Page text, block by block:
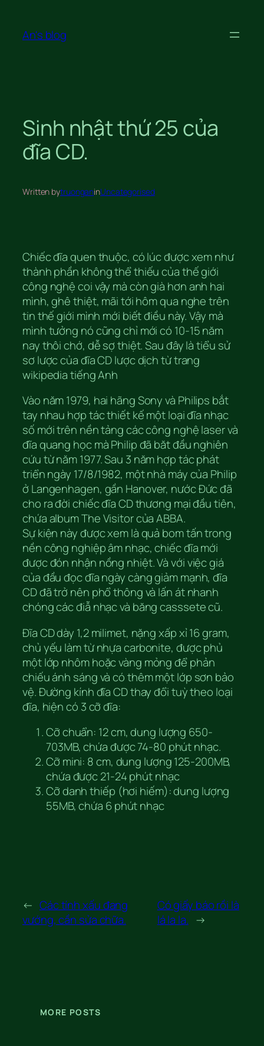
content
An's blog
Sinh nhật thứ 25 của
đĩa CD.
Written bytruonganinUncategorised
Chiếc đĩa quen thuộc, có lúc được xem như
thành phần không thể thiếu của thế giới
công nghệ coi vậy mà còn già hơn anh hai
mình, ghê thiệt, mãi tới hôm qua nghe trên
tin thế giới mình mới biết điều này. Vậy mà
mình tưởng nó cũng chỉ mới có 10-15 năm
nay thôi chớ, dễ sợ thiệt. Sau đây là tiểu sử
sơ lược của đĩa CD lược dịch từ trang
wikipedia tiếng Anh
Vào năm 1979, hai hãng Sony và Philips bắt
tay nhau hợp tác thiết kế một loại đĩa nhạc
số mới trên nền tảng các công nghệ laser và
đĩa quang học mà Philip đã băt đầu nghiên
cứu từ năm 1977. Sau 3 năm hợp tác phát
triển ngày 17/8/1982, một nhà máy của Philip
ở Langenhagen, gần Hanover, nước Đức đã
cho ra đời chiếc đĩa CD thương mại đầu tiên,
chứa album The Visitor của ABBA.
Sự kiện này được xem là quả bom tấn trong
nền công nghiệp âm nhạc, chiếc đĩa mới
được đón nhận nồng nhiệt. Và với việc giá
của đầu đọc đĩa ngày càng giảm mạnh, đĩa
CD đã trở nên phổ thông và lấn át nhanh
chóng các điẫ nhạc và băng casssete cũ.
Đĩa CD dày 1,2 milimet, nặng xấp xỉ 16 gram,
chủ yếu làm từ nhựa carbonite, được phủ
một lớp nhôm hoặc vàng mỏng để phản
chiếu ánh sáng và có thêm một lớp sơn bảo
vệ. Đường kính đĩa CD thay đổi tuỳ theo loại
đĩa, hiện có 3 cỡ đĩa:
Cỡ chuẩn: 12 cm, dung lượng 650-
703MB, chứa được 74-80 phút nhạc.
Cỡ mini: 8 cm, dung lượng 125-200MB,
chứa được 21-24 phút nhạc
Cỡ danh thiếp (hơi hiếm): dung lượng
55MB, chứa 6 phút nhạc
← Các tính xấu đang
vướng, cần sửa chữa.
Có giấy báo rồi là
lá la la. →
MORE POSTS